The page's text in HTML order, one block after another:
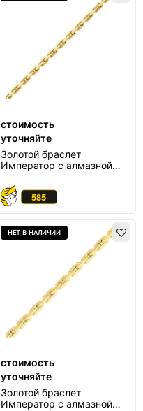
стоимость
уточняйте
Золотой браслет
Император с алмазной
НЕТ В НАЛИЧИИ
стоимость
уточняйте
Золотой браслет
Император с алмазной